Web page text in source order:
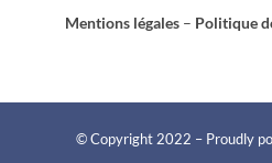
Mentions légales – Politique
© Copyright 2022 – Proudly